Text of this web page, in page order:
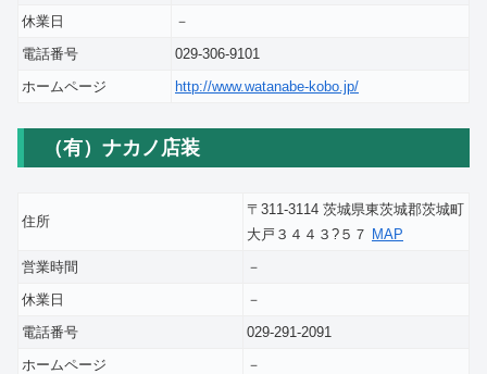
休業日
－
電話番号
029-306-9101
ホームページ
http://www.watanabe-kobo.jp/
（有）ナカノ店装
住所
〒311-3114 茨城県東茨城郡茨城町
大戸３４４３?５７ MAP
営業時間
－
休業日
－
電話番号
029-291-2091
ホームページ
－